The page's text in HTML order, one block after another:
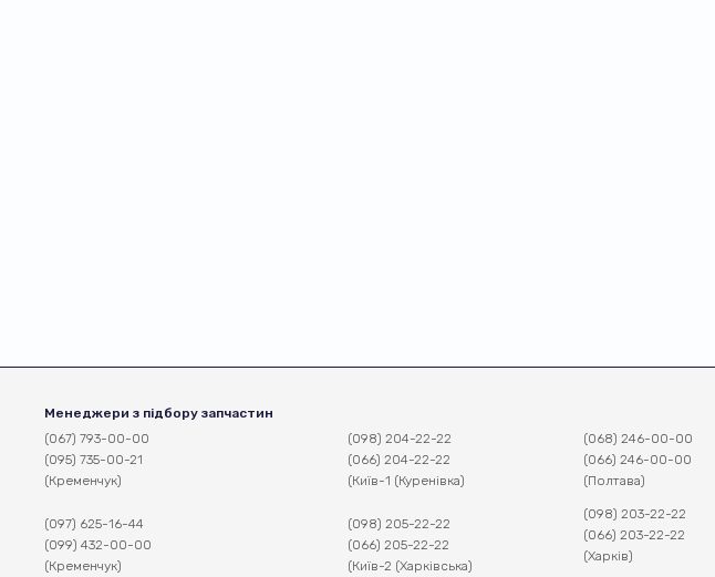
Менеджери з підбору запчастин
(067) 793-00-00
(095) 735-00-21
(Кременчук)
(097) 625-16-44
(099) 432-00-00
(Кременчук)
(098) 204-22-22
(066) 204-22-22
(Київ-1 (Куренівка)
(098) 205-22-22
(066) 205-22-22
(Київ-2 (Харківська)
(068) 246-00-00
(066) 246-00-00
(Полтава)
(098) 203-22-22
(066) 203-22-22
(Харків)